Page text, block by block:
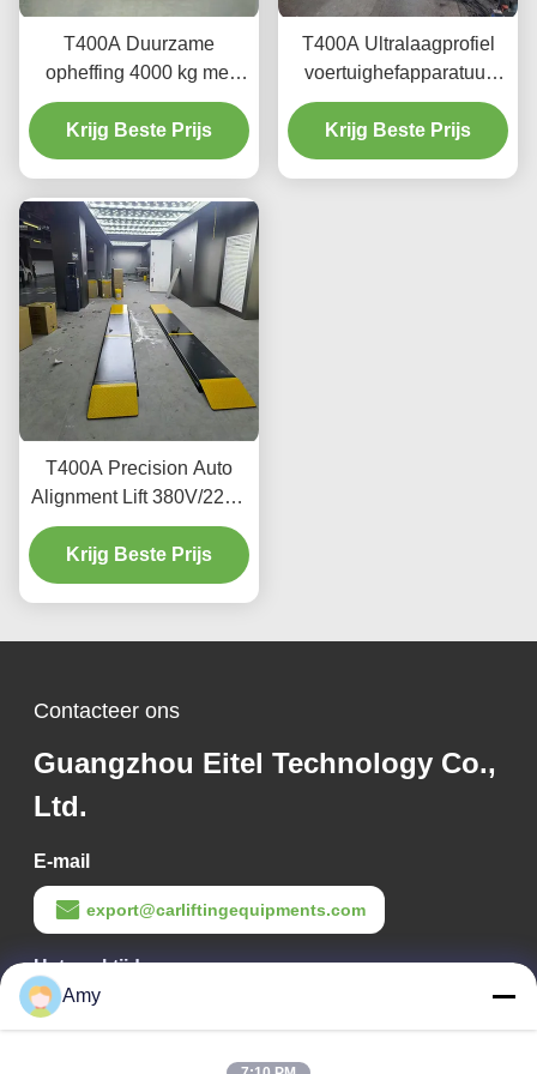
T400A Duurzame
opheffing 4000 kg met
gladde opheffing
Krijg Beste Prijs
T400A Ultralaagprofiel
voertuighefapparatuur
voor uitlijning en
onderhoud
Krijg Beste Prijs
T400A Precision Auto
Alignment Lift 380V/220V
met laag profielontwerp
Krijg Beste Prijs
Contacteer ons
Guangzhou Eitel Technology Co.,
Ltd.
E-mail
export@carliftingequipments.com
Het werktijd
09:00-18:00
Amy